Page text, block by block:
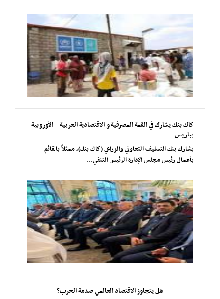
كاك بنك يشارك في القمة المصرفية و الاقتصادية العربية – الأوروبية
بباريس
يشارك بنك التسليف التعاوني والزراعي (كاك بنك)، ممثلاً بالقائم
بأعمال رئيس مجلس الإدارة الرئيس التنفي...
هل يتجاوز الاقتصاد العالمي صدمة الحرب؟